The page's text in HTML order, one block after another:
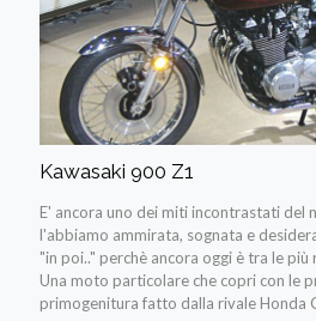
Kawasaki 900 Z1
E' ancora uno dei miti incontrastati del
l'abbiamo ammirata, sognata e
"in poi.." perchè ancora oggi è tra le
Una moto particolare che copri con le
primogenitura fatto dalla rivale Honda